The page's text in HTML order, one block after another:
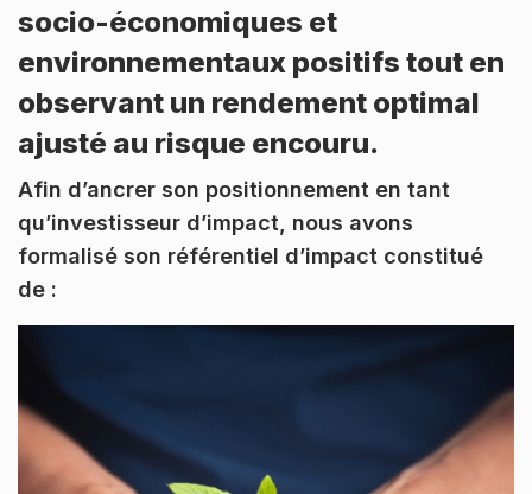
socio-économiques et
environnementaux positifs tout en
observant un rendement optimal
ajusté au risque encouru.
Afin d’ancrer son positionnement en tant
qu’investisseur d’impact, nous avons
formalisé son référentiel d’impact constitué
de :